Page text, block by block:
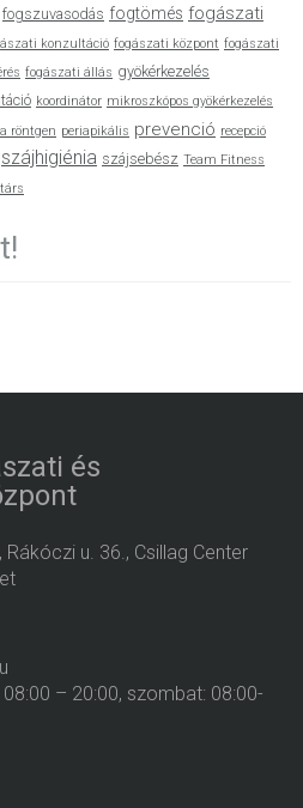
fogszuvasodás fogtömés fogászati
konzultáció fogászati központ fogászati
fogászati állás gyökérkezelés
koordinátor mikroszkópos gyökérkezelés
röntgen periapikális prevenció recepció
szájhigiénia szájsebész Team Fitness
és
u. 36., Csillag Center
– 20:00, szombat: 08:00-